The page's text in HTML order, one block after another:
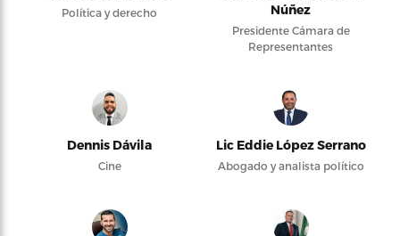
Política y derecho
Núñez
Presidente Cámara de
Representantes
Dennis Dávila
Cine
Lic Eddie López Serrano
Abogado y analista político